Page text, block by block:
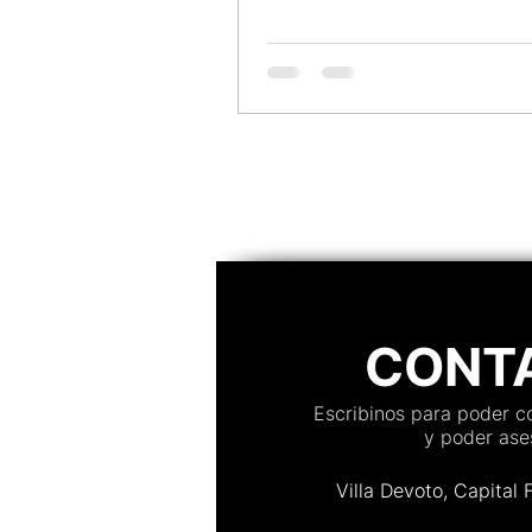
anticipación. Este checklist
Escribinos para poder
y poder
Villa Devoto, Capital